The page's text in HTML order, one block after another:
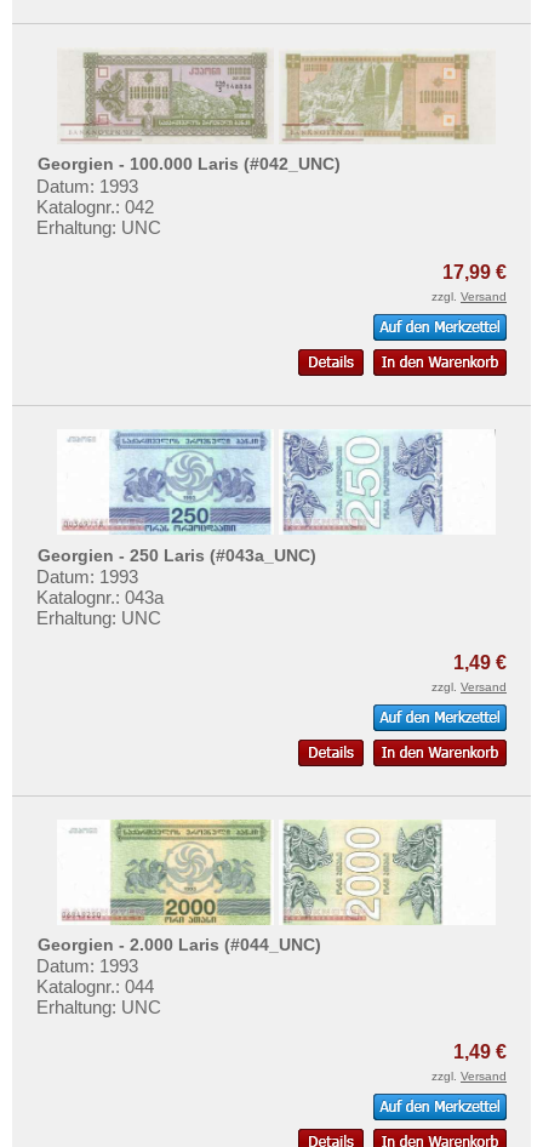
Georgien - 100.000 Laris (#042_UNC)
Datum: 1993
Katalognr.: 042
Erhaltung: UNC
17,99 €
zzgl. Versand
Georgien - 250 Laris (#043a_UNC)
Datum: 1993
Katalognr.: 043a
Erhaltung: UNC
1,49 €
zzgl. Versand
Georgien - 2.000 Laris (#044_UNC)
Datum: 1993
Katalognr.: 044
Erhaltung: UNC
1,49 €
zzgl. Versand